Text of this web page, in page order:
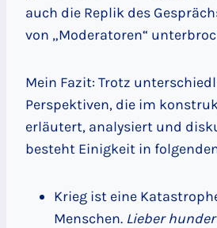
auch die Replik des
von „Moderatoren“
Mein Fazit: Trotz
Perspektiven, die im
erläutert, analysiert und
besteht Einigkeit in
Krieg ist eine
Menschen. Lieber